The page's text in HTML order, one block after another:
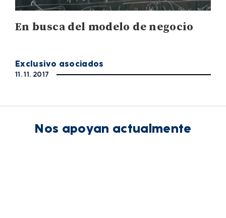
En busca del modelo de negocio
Exclusivo asociados
11. 11. 2017
Nos apoyan actualmente